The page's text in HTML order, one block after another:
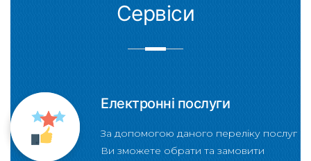
Сервіси
Електронні послуги
За допомогою даного переліку послуг
Ви зможете обрати та замовити